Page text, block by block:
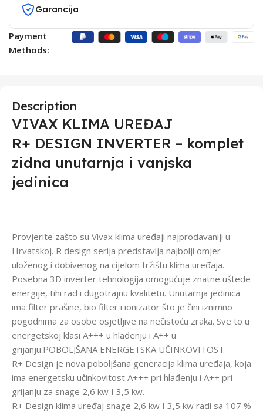
Garancija
Payment
Methods:
Description
VIVAX KLIMA UREĐAJ
R+ DESIGN INVERTER – komplet
zidna unutarnja i vanjska
jedinica
Provjerite zašto su Vivax klima uređaji najprodavaniji u
Hrvatskoj. R design serija predstavlja najbolji omjer
uloženog i dobivenog na cijelom tržištu klima uređaja.
Posebna 3D inverter tehnologija omogućuje znatne uštede
energije, tihi rad i dugotrajnu kvalitetu. Unutarnja jedinica
ima filter prašine, bio filter i ionizator što je čini iznimno
pogodnima za osobe osjetljive na nečistoću zraka. Sve to u
energetskoj klasi A+++ u hlađenju i A++ u
grijanju.POBOLJŠANA ENERGETSKA UČINKOVITOST
R+ Design je nova poboljšana generacija klima uređaja, koja
ima energetsku učinkovitost A+++ pri hlađenju i A++ pri
grijanju za snage 2,6 kw I 3,5 kw.
R+ Design klima uređaj snage 2,6 kw I 3,5 kw radi sa 107 %